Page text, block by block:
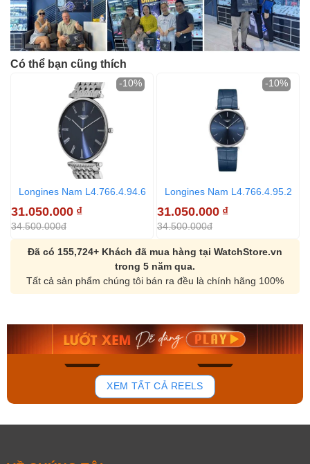
Có thể bạn cũng thích
Longines Nam L4.766.4.94.6
31.050.000 ₫
34.500.000đ
-10%
Longines Nam L4.766.4.95.2
31.050.000 ₫
34.500.000đ
-10%
Đã có 155,724+ Khách đã mua hàng tại WatchStore.vn
trong 5 năm qua.
Tất cả sản phẩm chúng tôi bán ra đều là chính hãng 100%
181
Orient Nam RA-
Mua ngay
Casio Nam MTS-
Mua ngay
XEM TẤT CẢ REELS